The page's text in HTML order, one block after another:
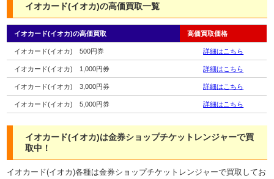
イオカード(イオカ)の高価買取一覧
イオカード(イオカ)の高価買取 高価買取価格
イオカード(イオカ) 500円券 詳細はこちら
イオカード(イオカ) 1,000円券 詳細はこちら
イオカード(イオカ) 3,000円券 詳細はこちら
イオカード(イオカ) 5,000円券 詳細はこちら
イオカード(イオカ)は金券ショップチケットレンジャーで買
取中！
イオカード(イオカ)各種は金券ショップチケットレンジャーで買取してお